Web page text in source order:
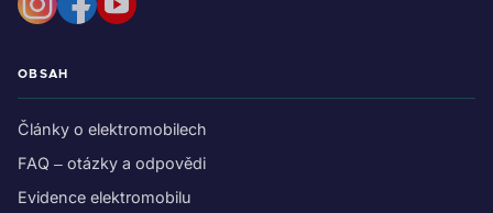
OBSAH
Články o elektromobilech
FAQ – otázky a odpovědi
Evidence elektromobilu